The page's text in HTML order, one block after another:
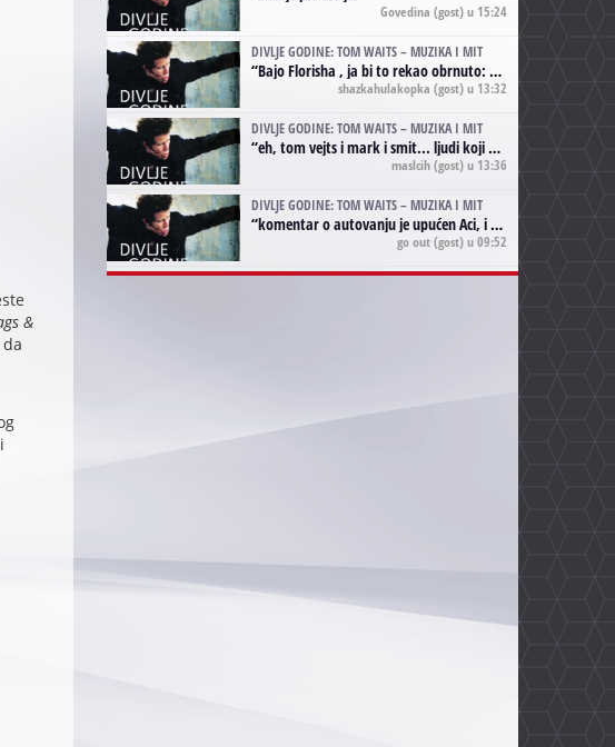
&
Govedina (gost) u 15:24
DIVLJE GODINE: TOM WAITS – MUZIKA I MIT
“Bajo Florisha , ja bi to rekao obrnuto: Beefheart je za Waitsa, isto sto i Hendrix za Lenny Kravitza
shazkahulakopka (gost) u 13:32
DIVLJE GODINE: TOM WAITS – MUZIKA I MIT
“eh, tom vejts i mark i smit... ljudi koji bi muzici više doprineli da su radili kao vozači tramvaja u gsp-u.
maslcih(gost) u 13:36
DIVLJE GODINE: TOM WAITS – MUZIKA I MIT
“komentar o autovanju je upućen Aci, i odnosi se na ono drugo autovanje...'senzualnost Waitsa' ;)
go out(gost) u 09:52